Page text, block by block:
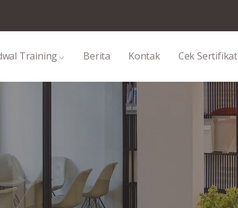
Training Berita Kontak Cek Sertifikat